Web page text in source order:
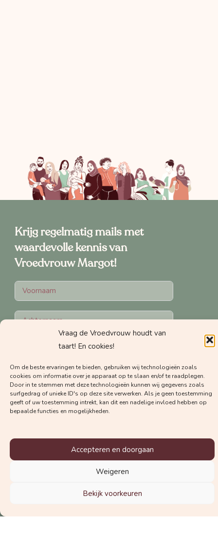
Vraag de Vroedvrouw houdt van
taart! En cookies!
Om de beste ervaringen te bieden, gebruiken wij technologieën zoals
cookies om informatie over je apparaat op te slaan en/of te raadplegen.
Door in te stemmen met deze technologieën kunnen wij gegevens zoals
surfgedrag of unieke ID's op deze site verwerken. Als je geen toestemming
geeft of uw toestemming intrekt, kan dit een nadelige invloed hebben op
bepaalde functies en mogelijkheden.
Accepteren en doorgaan
Weigeren
Bekijk voorkeuren
Krijg regelmatig mails met
waardevolle kennis van
Vroedvrouw Margot!
Welke nieuwsbrief wil je graag
De nieuwsbrief voor zwangeren
De nieuwsbrief voor zorgverleners
Schrijf je in voor de nieuwsbrief
© 2025 Vraag de Vroedvrouw